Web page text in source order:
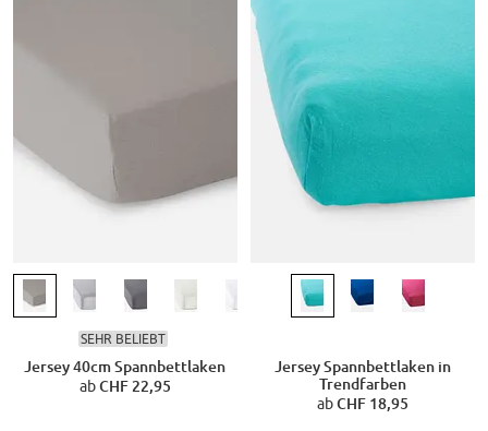
SEHR BELIEBT
Jersey 40cm Spannbettlaken
abCHF 22,95
Jersey Spannbettlaken in
Trendfarben
abCHF 18,95